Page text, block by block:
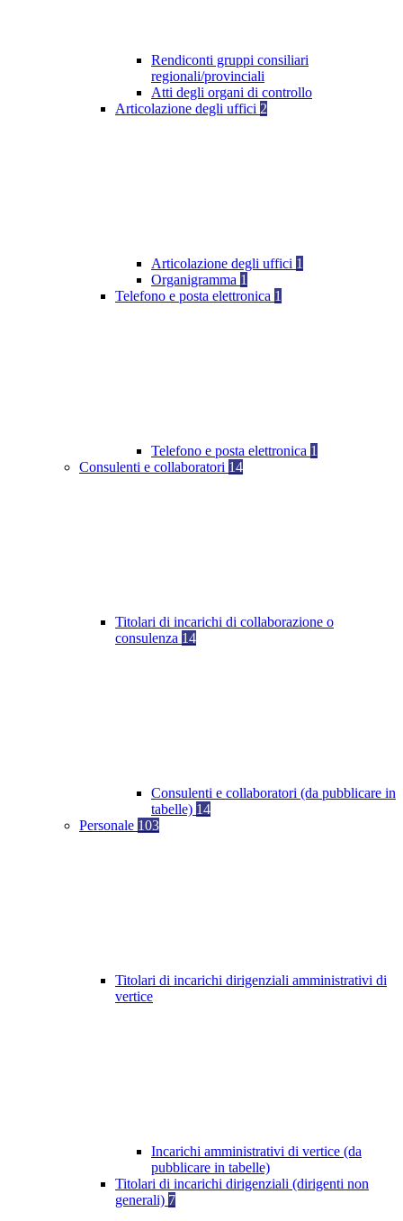
Rendiconti gruppi consiliari
regionali/provinciali
Atti degli organi di controllo
Articolazione degli uffici 2
Articolazione degli uffici 1
Organigramma 1
Telefono e posta elettronica 1
Telefono e posta elettronica 1
Consulenti e collaboratori 14
Titolari di incarichi di collaborazione o
consulenza 14
Consulenti e collaboratori (da pubblicare in
tabelle) 14
Personale 103
Titolari di incarichi dirigenziali amministrativi di
vertice
Incarichi amministrativi di vertice (da
pubblicare in tabelle)
Titolari di incarichi dirigenziali (dirigenti non
generali) 7